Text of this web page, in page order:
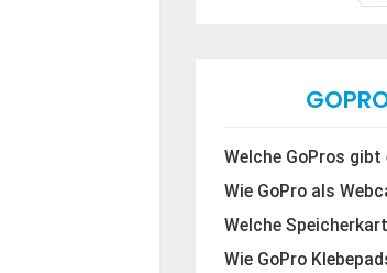
Welche GoPros gibt
Wie GoPro als
Welche
Wie GoPro